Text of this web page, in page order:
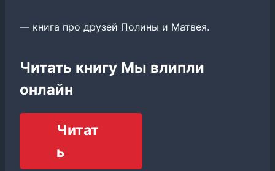
— книга про друзей Полины и Матвея.
Читать книгу Мы влипли
онлайн
Читат
ь